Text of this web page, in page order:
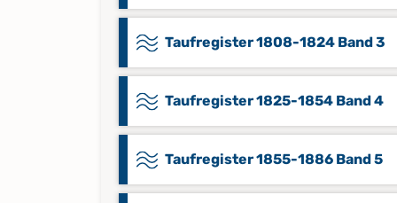
Taufregister 1808-1824 Band 3
Taufregister 1825-1854 Band 4
Taufregister 1855-1886 Band 5